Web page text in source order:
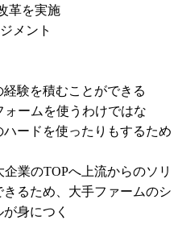
革を実施
メント
経験を積むことができる
ォームを使うわけではな
ードを使ったりもするため
業のTOPへ上流からのソリ
るため、大手ファームのシ
身につく